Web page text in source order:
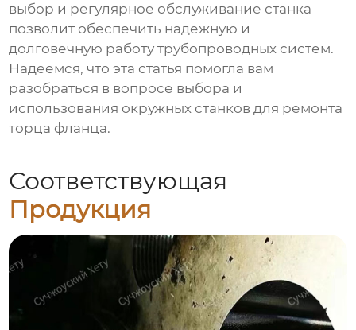
выбор и регулярное обслуживание станка
позволит обеспечить надежную и
долговечную работу трубопроводных систем.
Надеемся, что эта статья помогла вам
разобраться в вопросе выбора и
использования окружных станков для ремонта
торца фланца.
Соответствующая
Продукция